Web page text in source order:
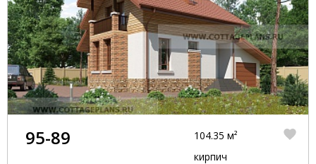
95-89
104.35 м²
кирпич